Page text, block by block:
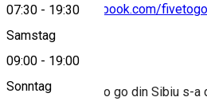
07:30 - 19:30
Samstag
09:00 - 19:00
Sonntag
https://www.facebook.com/
About
A patra locație 5 to go din Sibiu s-a